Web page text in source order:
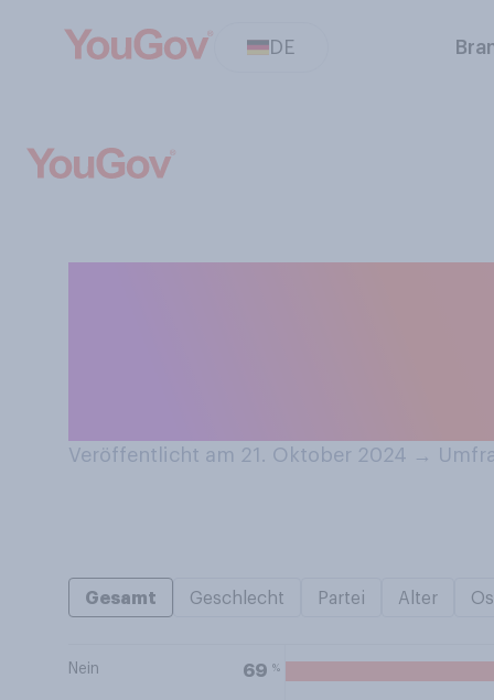
DE
Veröffentlicht am 21. Oktober 2024 →
Gesamt Geschlecht Partei Alter
Nein 69 %